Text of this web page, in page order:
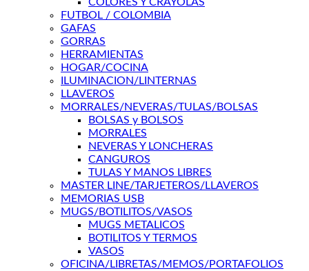
FUTBOL / COLOMBIA
GAFAS
GORRAS
HERRAMIENTAS
HOGAR/COCINA
ILUMINACION/LINTERNAS
LLAVEROS
MORRALES/NEVERAS/TULAS/BOLSAS
BOLSAS y BOLSOS
MORRALES
NEVERAS Y LONCHERAS
CANGUROS
TULAS Y MANOS LIBRES
MASTER LINE/TARJETEROS/LLAVEROS
MEMORIAS USB
MUGS/BOTILITOS/VASOS
MUGS METALICOS
BOTILITOS Y TERMOS
VASOS
OFICINA/LIBRETAS/MEMOS/PORTAFOLIOS